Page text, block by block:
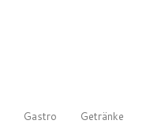
Gastro Getränke